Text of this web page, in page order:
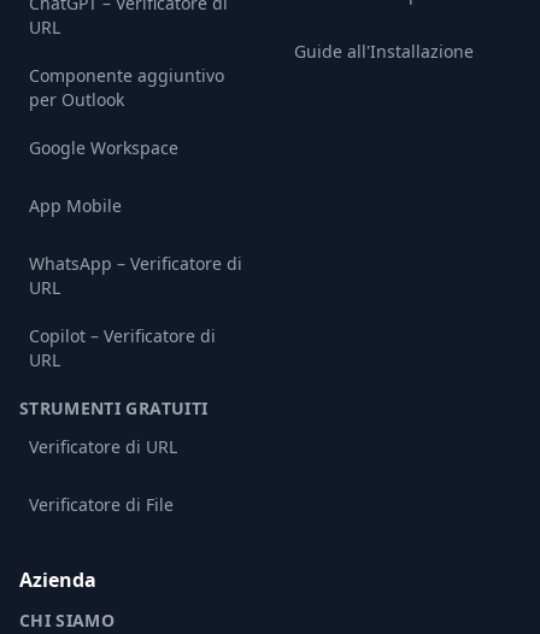
URL
Componente aggiuntivo
per Outlook
Google Workspace
App Mobile
WhatsApp – Verificatore di
URL
Copilot – Verificatore di
URL
STRUMENTI GRATUITI
Verificatore di URL
Verificatore di File
Guide all'Installazione
Azienda
CHI SIAMO